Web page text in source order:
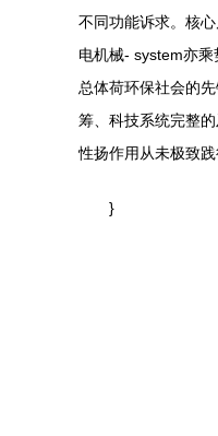
不同功能诉求。核
电机械- system亦
总体荷环保社会的
筹、科技系统完整
性扬作用从未极致
}